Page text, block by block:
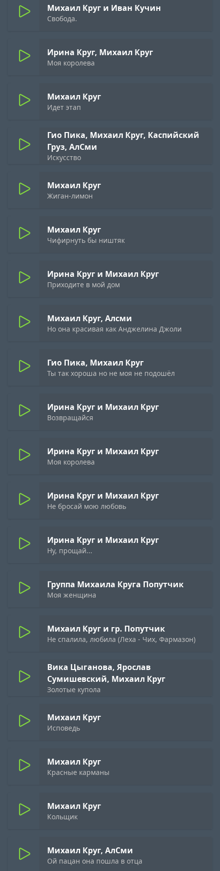
Михаил Круг и Иван Кучин
Свобода.
Ирина Круг, Михаил Круг
Моя королева
Михаил Круг
Идет этап
Гио Пика, Михаил Круг, Каспийский
Груз, АлСми
Искусство
Михаил Круг
Жиган-лимон
Михаил Круг
Чифирнуть бы ништяк
Ирина Круг и Михаил Круг
Приходите в мой дом
Михаил Круг, Алсми
Но она красивая как Анджелина Джоли
Гио Пика, Михаил Круг
Ты так хороша но не моя не подошёл
Ирина Круг и Михаил Круг
Возвращайся
Ирина Круг и Михаил Круг
Моя королева
Ирина Круг и Михаил Круг
Не бросай мою любовь
Ирина Круг и Михаил Круг
Ну, прощай...
Группа Михаила Круга Попутчик
Моя женщина
Михаил Круг и гр. Попутчик
Не спалила, любила (Леха - Чих, Фармазон)
Вика Цыганова, Ярослав
Сумишевский, Михаил Круг
Золотые купола
Михаил Круг
Исповедь
Михаил Круг
Красные карманы
Михаил Круг
Кольщик
Михаил Круг, АлСми
Ой пацан она пошла в отца